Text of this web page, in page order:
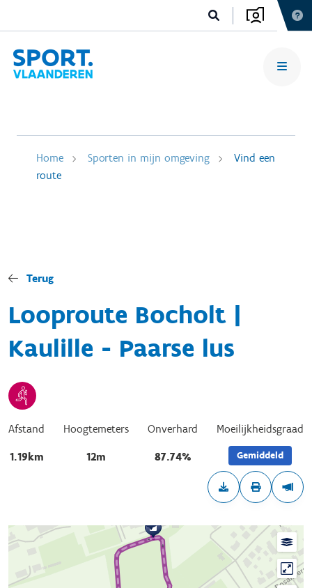
Home Sporten in mijn omgeving
Vind een
route
Terug
Looproute Bocholt |
Kaulille - Paarse lus
Afstand
1.19km
Hoogtemeters
12m
Onverhard
87.74%
Moeilijkheidsgraad
Gemiddeld